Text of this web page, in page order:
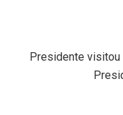
Presidente visitou